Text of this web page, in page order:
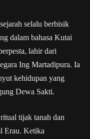
selalu berbisik
dalam bahasa Kutai
lahir dari
Ing Martadipura. Ia
kehidupan yang
Dewa Sakti.
tijak tanah dan
Erau. Ketika